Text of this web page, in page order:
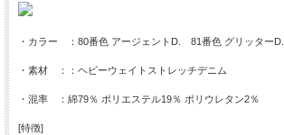
・カラー ：80番色 アージェントD. 81番色 グリッターD.
・素材 ：：ヘビーウェイトストレッチデニム
・混率 ：綿79％ ポリエステル19％ ポリウレタン2％
[特徴]